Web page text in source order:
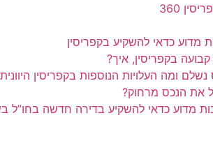
360
בקפריסין, איך?
ומה העלויות הנוספות בקפריסין
את הנכס מרחוק?